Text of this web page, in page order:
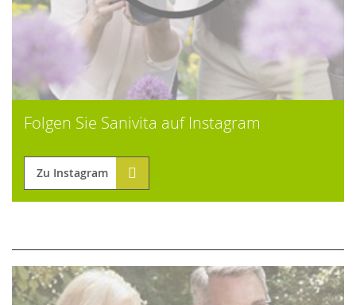
Folgen Sie Sanivita auf Instagram
Zu Instagram